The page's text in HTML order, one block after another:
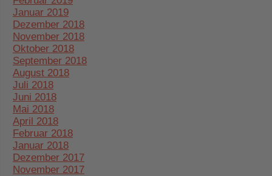
Januar 2019
Dezember 2018
November 2018
Oktober 2018
September 2018
August 2018
Juli 2018
Juni 2018
Mai 2018
April 2018
Februar 2018
Januar 2018
Dezember 2017
November 2017